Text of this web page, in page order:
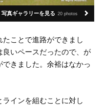
写真ギャラリーを見る 20 photos
ことで進路ができまし
いペースだったので、が
きました。余裕はなかっ
ラインを組むことに対し